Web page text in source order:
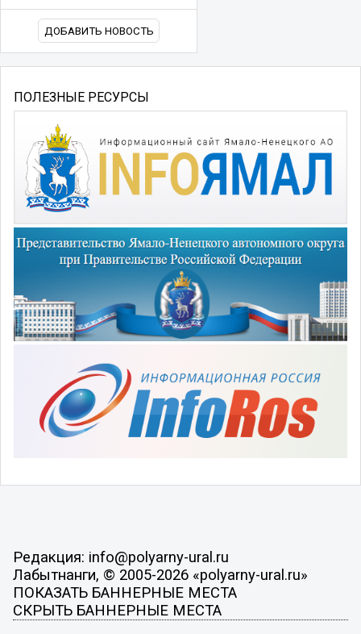
ДОБАВИТЬ НОВОСТЬ
ПОЛЕЗНЫЕ РЕСУРСЫ
Редакция: info@polyarny-ural.ru
Лабытнанги, © 2005-2026 «polyarny-ural.ru»
ПОКАЗАТЬ БАННЕРНЫЕ МЕСТА
СКРЫТЬ БАННЕРНЫЕ МЕСТА